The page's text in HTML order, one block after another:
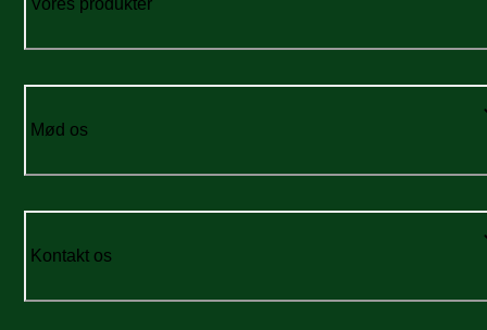
Vores produkter
Mød os
Kontakt os